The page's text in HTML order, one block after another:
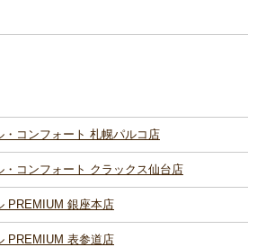
コンフォート 札幌パルコ店
コンフォート クラックス仙台店
PREMIUM 銀座本店
PREMIUM 表参道店